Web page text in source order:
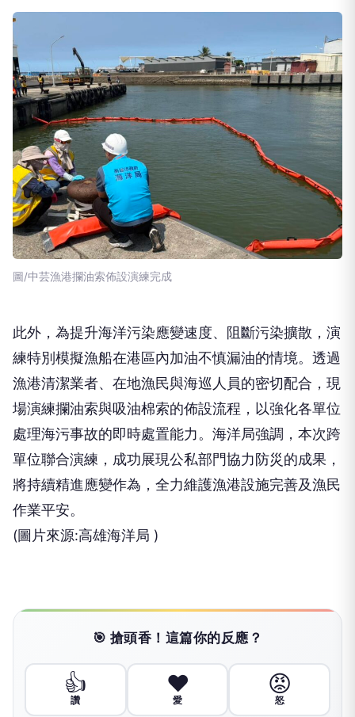
圖/中芸漁港攔油索佈設演練完成
此外，為提升海洋污染應變速度、阻斷污染擴散，演
練特別模擬漁船在港區內加油不慎漏油的情境。透過
漁港清潔業者、在地漁民與海巡人員的密切配合，現
場演練攔油索與吸油棉索的佈設流程，以強化各單位
處理海污事故的即時處置能力。海洋局強調，本次跨
單位聯合演練，成功展現公私部門協力防災的成果，
將持續精進應變作為，全力維護漁港設施完善及漁民
作業平安。
(圖片來源:高雄海洋局 )
🎯 搶頭香！這篇你的反應？
👍
讚
❤️
愛
😡
怒